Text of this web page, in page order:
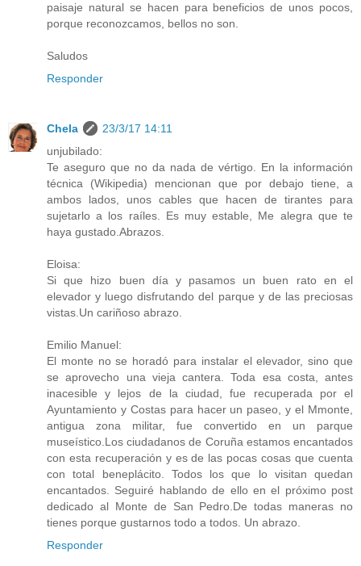
paisaje natural se hacen para beneficios de unos pocos,
porque reconozcamos, bellos no son.
Saludos
Responder
Chela
23/3/17 14:11
unjubilado:
Te aseguro que no da nada de vértigo. En la información
técnica (Wikipedia) mencionan que por debajo tiene, a
ambos lados, unos cables que hacen de tirantes para
sujetarlo a los raíles. Es muy estable, Me alegra que te
haya gustado.Abrazos.
Eloisa:
Si que hizo buen día y pasamos un buen rato en el
elevador y luego disfrutando del parque y de las preciosas
vistas.Un cariñoso abrazo.
Emilio Manuel:
El monte no se horadó para instalar el elevador, sino que
se aprovecho una vieja cantera. Toda esa costa, antes
inacesible y lejos de la ciudad, fue recuperada por el
Ayuntamiento y Costas para hacer un paseo, y el Mmonte,
antigua zona militar, fue convertido en un parque
museístico.Los ciudadanos de Coruña estamos encantados
con esta recuperación y es de las pocas cosas que cuenta
con total beneplácito. Todos los que lo visitan quedan
encantados. Seguiré hablando de ello en el próximo post
dedicado al Monte de San Pedro.De todas maneras no
tienes porque gustarnos todo a todos. Un abrazo.
Responder